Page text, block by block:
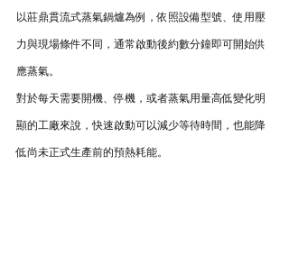
以莊鼎貫流式蒸氣鍋爐為例，依照設備型號、使用壓
力與現場條件不同，通常啟動後約數分鐘即可開始供
應蒸氣。
對於每天需要開機、停機，或者蒸氣用量高低變化明
顯的工廠來說，快速啟動可以減少等待時間，也能降
低尚未正式生產前的預熱耗能。